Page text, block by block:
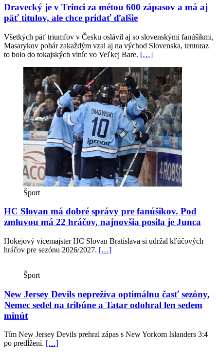
Dravecký je v Trinci za métou 600 zápasov a má aj
päť titulov, ale chce pridať ďalšie
Všetkých päť triumfov v Česku oslávil aj so slovenskými fanúšikmi,
Masarykov pohár zakaždým vzal aj na východ Slovenska, tentoraz
to bolo do tokajských viníc vo Veľkej Bare. […]
Šport
HC Slovan má dobré správy pre fanúšikov. Pod
zmluvou má 22 hráčov, najnovšia posila je Junca
Hokejový vicemajster HC Slovan Bratislava si udržal kľúčových
hráčov pre sezónu 2026/2027. […]
Šport
New Jersey Devils neprežíva optimálnu časť sezóny,
Nemec sedel na tribúne a Tatar odohral len sedem
minút
Tím New Jersey Devils prehral zápas s New Yorkom Islanders 3:4
po predĺžení. […]